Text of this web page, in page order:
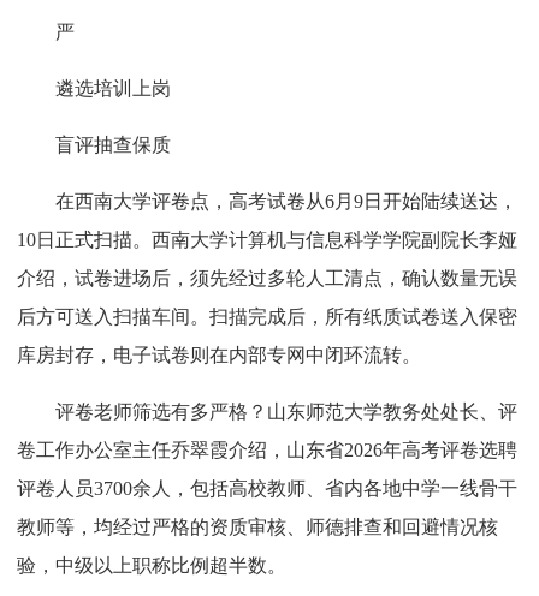
严
遴选培训上岗
盲评抽查保质
在西南大学评卷点，高考试卷从6月9日开始陆续送达，
10日正式扫描。西南大学计算机与信息科学学院副院长李娅
介绍，试卷进场后，须先经过多轮人工清点，确认数量无误
后方可送入扫描车间。扫描完成后，所有纸质试卷送入保密
库房封存，电子试卷则在内部专网中闭环流转。
评卷老师筛选有多严格？山东师范大学教务处处长、评
卷工作办公室主任乔翠霞介绍，山东省2026年高考评卷选聘
评卷人员3700余人，包括高校教师、省内各地中学一线骨干
教师等，均经过严格的资质审核、师德排查和回避情况核
验，中级以上职称比例超半数。